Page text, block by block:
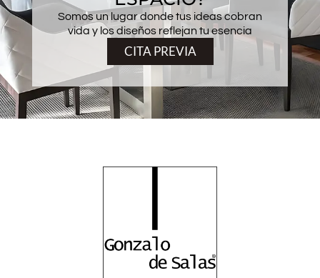
Somos un lugar donde tus ideas cobran
vida y los diseños reflejan tu esencia
CITA PREVIA